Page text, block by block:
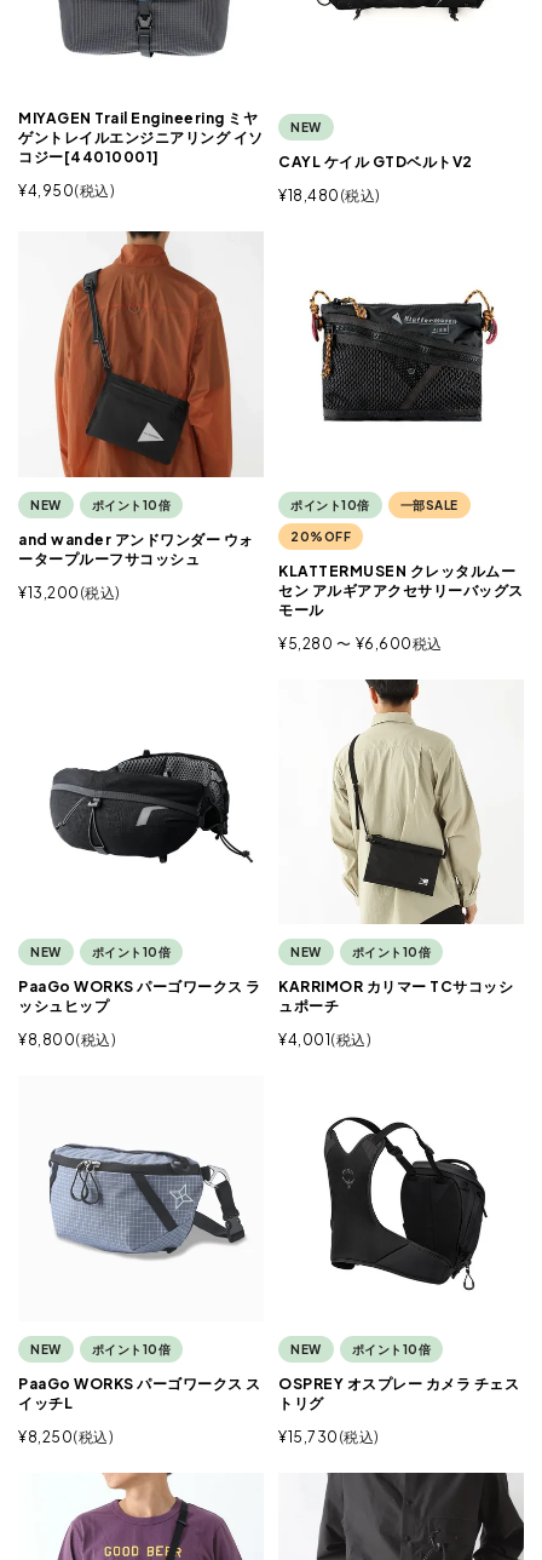
MIYAGEN Trail Engineering ミヤ
ゲントレイルエンジニアリング イソ
コジー[44010001]
¥4,950 税込
NEW
CAYL ケイル GTDベルトV2
¥18,480 税込
NEW ポイント10倍
and wander アンドワンダー ウォ
ータープルーフサコッシュ
¥13,200 税込
ポイント10倍 一部SALE
20%OFF
KLATTERMUSEN クレッタルムー
セン アルギアアクセサリーバッグス
モール
¥5,280 〜 ¥6,600税込
NEW ポイント10倍
PaaGo WORKS パーゴワークス ラ
ッシュヒップ
¥8,800 税込
NEW ポイント10倍
KARRIMOR カリマー TCサコッシ
ュポーチ
¥4,001 税込
NEW ポイント10倍
PaaGo WORKS パーゴワークス ス
イッチL
¥8,250 税込
NEW ポイント10倍
OSPREY オスプレー カメラ チェス
トリグ
¥15,730 税込